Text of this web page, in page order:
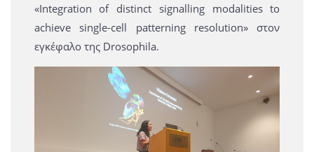
«Integration of distinct signalling modalities to
achieve single-cell patterning resolution» στον
εγκέφαλο της Drosophila.